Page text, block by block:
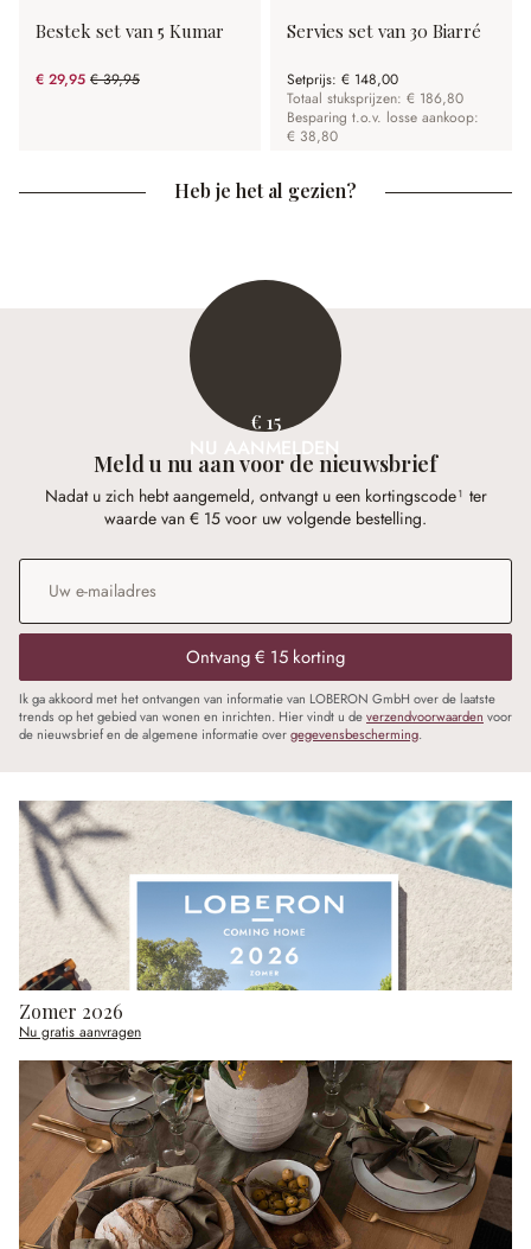
Bestek set van 5 Kumar
€ 29,95 € 39,95
(25.03% gespart)
Servies set van 30 Biarré
Setprijs: € 148,00
Totaal stuksprijzen: € 186,80
Besparing t.o.v. losse aankoop:
€ 38,80
Heb je het al gezien?
€ 15
NU AANMELDEN
Meld u nu aan voor de nieuwsbrief
Nadat u zich hebt aangemeld, ontvangt u een kortingscode¹ ter
waarde van € 15 voor uw volgende bestelling.
E-mailadres
Ontvang € 15 korting
Ik ga akkoord met het ontvangen van informatie van LOBERON GmbH over de laatste
trends op het gebied van wonen en inrichten. Hier vindt u deverzendvoorwaarden voor
de nieuwsbrief en de algemene informatie overgegevensbescherming.
Zomer 2026
Nu gratis aanvragen